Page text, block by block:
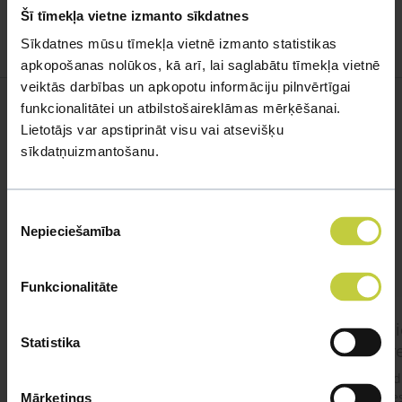
Šī tīmekļa vietne izmanto sīkdatnes
Sīkdatnes mūsu tīmekļa vietnē izmanto statistikas
apkopošanas nolūkos, kā arī, lai saglabātu tīmekļa vietnē
veiktās darbības un apkopotu informāciju pilnvērtīgai
funkcionalitātei un atbilstošaireklāmas mērķēšanai.
Lietotājs var apstiprināt visu vai atsevišķu
sīkdatņuizmantošanu.
izvēle
Nepieciešamība
Funkcionalitāte
Statistika
Mārketings
http://www.diena.lv
Līdzīgi jautājumi
Mūsu eksperti spēs atbildēt uz jebkuru Jūsu jautājumu
UZDOT JAUTĀJUMU
Amerikāņu Stadforšīras terjera
Ko